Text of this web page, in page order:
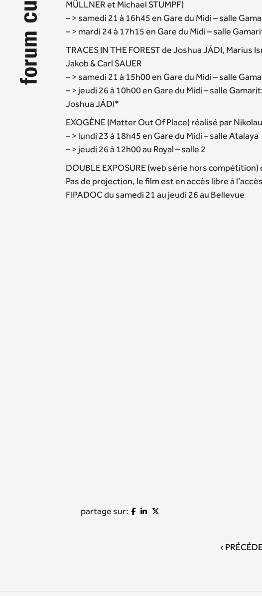
MÜLLNER et Michael STUMPF)
– > samedi 21 à 16h45 en Gare du Midi – salle
– > mardi 24 à 17h15 en Gare du Midi – salle
TRACES IN THE FOREST de Joshua JÁDI, Marius
Jakob & Carl SAUER
– > samedi 21 à 15h00 en Gare du Midi – salle
– > jeudi 26 à 10h00 en Gare du Midi – salle
Joshua JÁDI*
EXOGÈNE (Matter Out Of Place) réalisé par
– > lundi 23 à 18h45 en Gare du Midi – salle Atalaya
– > jeudi 26 à 12h00 au Royal – salle 2
DOUBLE EXPOSURE (web série hors compétition)
Pas de projection, le film est en accès libre à
FIPADOC du samedi 21 au jeudi 26 au Bellevue
partage sur: